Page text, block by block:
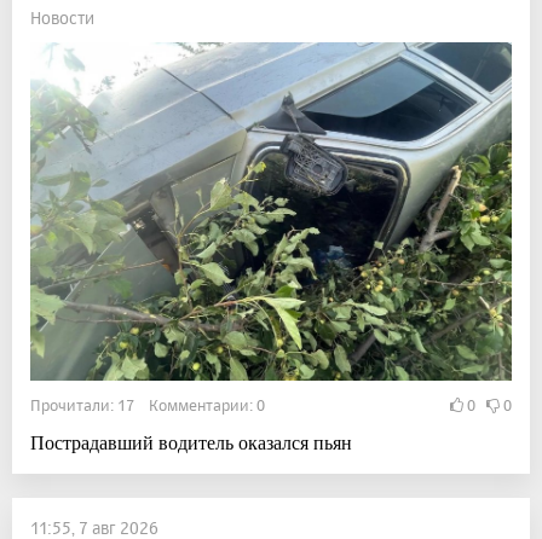
Новости
Прочитали: 17 Комментарии: 0 0 0
Пострадавший водитель оказался пьян
11:55, 7 авг 2026